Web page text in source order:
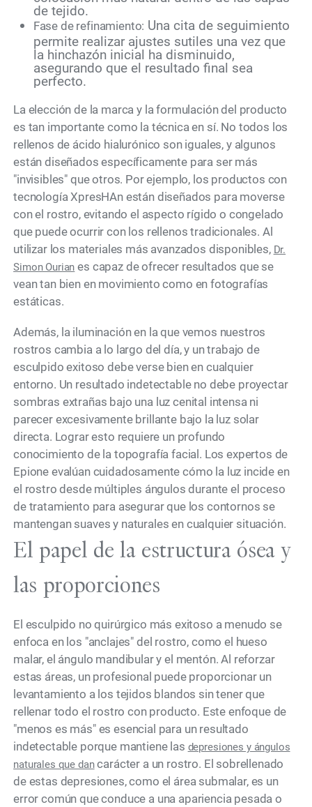
de tejido.
Fase de refinamiento: Una cita de seguimiento
permite realizar ajustes sutiles una vez que
la hinchazón inicial ha disminuido,
asegurando que el resultado final sea
perfecto.
La elección de la marca y la formulación del producto
es tan importante como la técnica en sí. No todos los
rellenos de ácido hialurónico son iguales, y algunos
están diseñados específicamente para ser más
"invisibles" que otros. Por ejemplo, los productos con
tecnología XpresHAn están diseñados para moverse
con el rostro, evitando el aspecto rígido o congelado
que puede ocurrir con los rellenos tradicionales. Al
utilizar los materiales más avanzados disponibles, Dr.
Simon Ourian es capaz de ofrecer resultados que se
vean tan bien en movimiento como en fotografías
estáticas.
Además, la iluminación en la que vemos nuestros
rostros cambia a lo largo del día, y un trabajo de
esculpido exitoso debe verse bien en cualquier
entorno. Un resultado indetectable no debe proyectar
sombras extrañas bajo una luz cenital intensa ni
parecer excesivamente brillante bajo la luz solar
directa. Lograr esto requiere un profundo
conocimiento de la topografía facial. Los expertos de
Epione evalúan cuidadosamente cómo la luz incide en
el rostro desde múltiples ángulos durante el proceso
de tratamiento para asegurar que los contornos se
mantengan suaves y naturales en cualquier situación.
El papel de la estructura ósea y
las proporciones
El esculpido no quirúrgico más exitoso a menudo se
enfoca en los "anclajes" del rostro, como el hueso
malar, el ángulo mandibular y el mentón. Al reforzar
estas áreas, un profesional puede proporcionar un
levantamiento a los tejidos blandos sin tener que
rellenar todo el rostro con producto. Este enfoque de
"menos es más" es esencial para un resultado
indetectable porque mantiene las depresiones y ángulos
naturales que dancarácter a un rostro. El sobrellenado
de estas depresiones, como el área submalar, es un
error común que conduce a una apariencia pesada o